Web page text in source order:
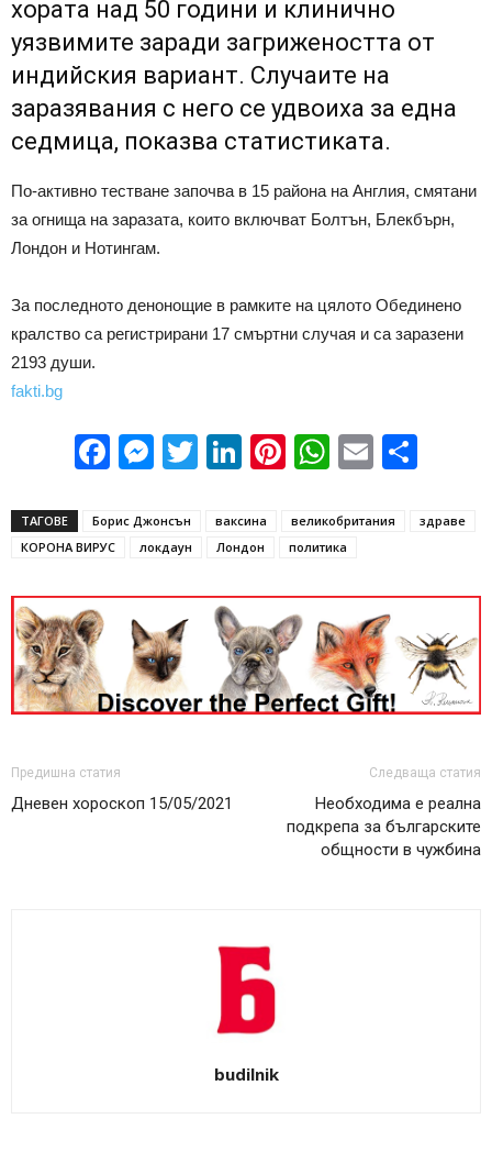
хората над 50 години и клинично
уязвимите заради загрижеността от
индийския вариант. Случаите на
заразявания с него се удвоиха за една
седмица, показва статистиката.
По-активно тестване започва в 15 района на Англия, смятани
за огнища на заразата, които включват Болтън, Блекбърн,
Лондон и Нотингам.
За последното денонощие в рамките на цялото Обединено
кралство са регистрирани 17 смъртни случая и са заразени
2193 души.
fakti.bg
Facebook
Messenger
Twitter
LinkedIn
Pinterest
WhatsApp
Email
ТАГОВЕ Борис Джонсън ваксина великобритания
здраве
КОРОНА ВИРУС
локдаун Лондон политика
Предишна статия
Дневен хороскоп 15/05/2021
Следваща статия
Необходима е реална
подкрепа за българските
общности в чужбина
budilnik